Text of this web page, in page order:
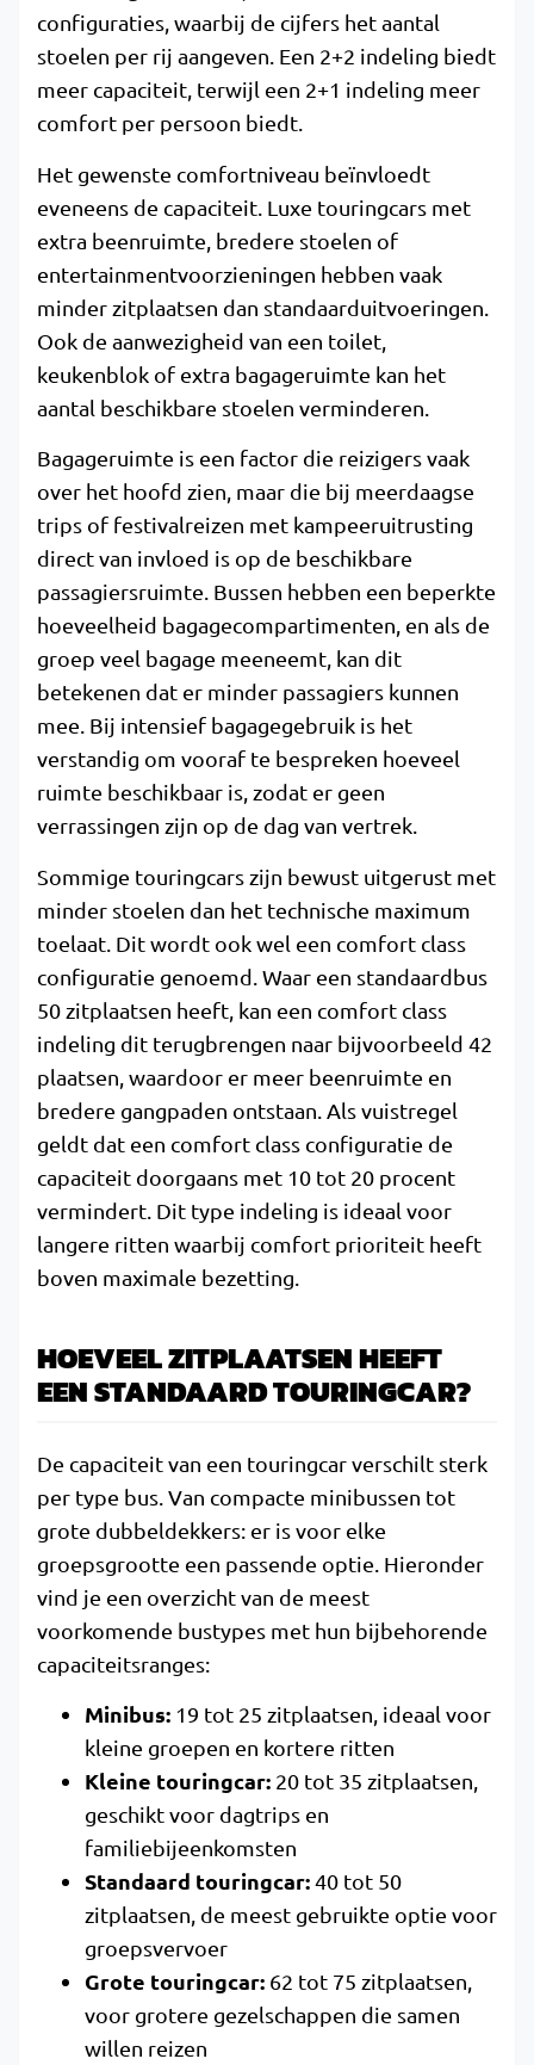
configuraties, waarbij de cijfers het aantal
stoelen per rij aangeven. Een 2+2 indeling biedt
meer capaciteit, terwijl een 2+1 indeling meer
comfort per persoon biedt.
Het gewenste comfortniveau beïnvloedt
eveneens de capaciteit. Luxe touringcars met
extra beenruimte, bredere stoelen of
entertainmentvoorzieningen hebben vaak
minder zitplaatsen dan standaarduitvoeringen.
Ook de aanwezigheid van een toilet,
keukenblok of extra bagageruimte kan het
aantal beschikbare stoelen verminderen.
Bagageruimte is een factor die reizigers vaak
over het hoofd zien, maar die bij meerdaagse
trips of festivalreizen met kampeeruitrusting
direct van invloed is op de beschikbare
passagiersruimte. Bussen hebben een beperkte
hoeveelheid bagagecompartimenten, en als de
groep veel bagage meeneemt, kan dit
betekenen dat er minder passagiers kunnen
mee. Bij intensief bagagegebruik is het
verstandig om vooraf te bespreken hoeveel
ruimte beschikbaar is, zodat er geen
verrassingen zijn op de dag van vertrek.
Sommige touringcars zijn bewust uitgerust met
minder stoelen dan het technische maximum
toelaat. Dit wordt ook wel een comfort class
configuratie genoemd. Waar een standaardbus
50 zitplaatsen heeft, kan een comfort class
indeling dit terugbrengen naar bijvoorbeeld 42
plaatsen, waardoor er meer beenruimte en
bredere gangpaden ontstaan. Als vuistregel
geldt dat een comfort class configuratie de
capaciteit doorgaans met 10 tot 20 procent
vermindert. Dit type indeling is ideaal voor
langere ritten waarbij comfort prioriteit heeft
boven maximale bezetting.
HOEVEEL ZITPLAATSEN HEEFT
EEN STANDAARD TOURINGCAR?
De capaciteit van een touringcar verschilt sterk
per type bus. Van compacte minibussen tot
grote dubbeldekkers: er is voor elke
groepsgrootte een passende optie. Hieronder
vind je een overzicht van de meest
voorkomende bustypes met hun bijbehorende
capaciteitsranges:
Minibus: 19 tot 25 zitplaatsen, ideaal voor
kleine groepen en kortere ritten
Kleine touringcar: 20 tot 35 zitplaatsen,
geschikt voor dagtrips en
familiebijeenkomsten
Standaard touringcar:40 tot 50
zitplaatsen, de meest gebruikte optie voor
groepsvervoer
Grote touringcar: 62 tot 75 zitplaatsen,
voor grotere gezelschappen die samen
willen reizen